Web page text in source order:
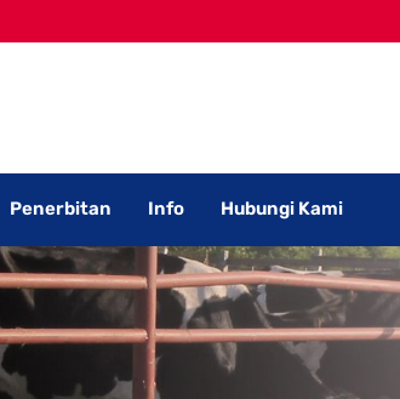
Penerbitan Info Hubungi Kami